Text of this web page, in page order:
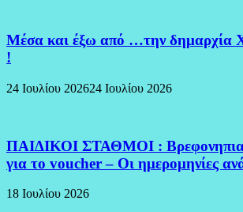
Μέσα και έξω από …την
!
24 Ιουλίου 202624 Ιουλίου 2026
ΠΑΙΔΙΚΟΙ ΣΤΑΘΜΟΙ :
για το voucher – Οι ημερομηνίες
18 Ιουλίου 2026